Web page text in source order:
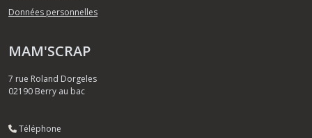
Données personnelles
MAM'SCRAP
7 rue Roland Dorgeles
02190 Berry au bac
Téléphone